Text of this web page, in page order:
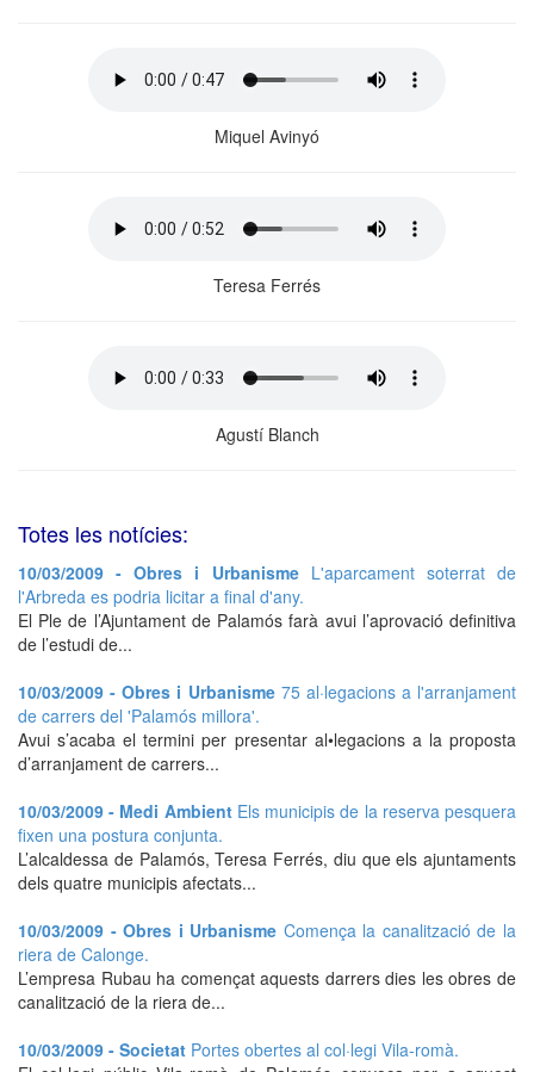
Miquel Avinyó
Teresa Ferrés
Agustí Blanch
Totes les notícies:
10/03/2009 - Obres i Urbanisme L'aparcament soterrat de
l'Arbreda es podria licitar a final d'any.
El Ple de l’Ajuntament de Palamós farà avui l’aprovació definitiva
de l’estudi de...
10/03/2009 - Obres i Urbanisme 75 al·legacions a l'arranjament
de carrers del 'Palamós millora'.
Avui s’acaba el termini per presentar al•legacions a la proposta
d’arranjament de carrers...
10/03/2009 - Medi Ambient Els municipis de la reserva pesquera
fixen una postura conjunta.
L’alcaldessa de Palamós, Teresa Ferrés, diu que els ajuntaments
dels quatre municipis afectats...
10/03/2009 - Obres i Urbanisme Comença la canalització de la
riera de Calonge.
L’empresa Rubau ha començat aquests darrers dies les obres de
canalització de la riera de...
10/03/2009 - Societat Portes obertes al col·legi Vila-romà.